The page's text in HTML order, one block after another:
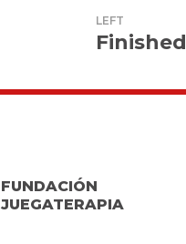
LEFT
Finished
FUNDACIÓN
JUEGATERAPIA